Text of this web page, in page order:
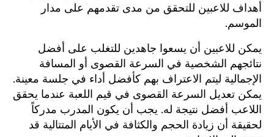
أهداف للاعبين للتحقق من مدى تقدمهم على مدار
الموسم.
يمكن للاعبين أن يسعوا جاهدين للتغلب على أفضل
نتائجهم الشخصية في السرعة القصوى أو المسافة
الإجمالية ليتم الاعتراف بهم كأفضل أداء في جلسة معينة.
يمكن تعديل السرعة القصوى في قيم اللعبة عندما يحقق
اللاعب أفضل نتيجة له. يجب أن يكون المدرب مدركاً
لحقيقة أن زيادة الحجم والكثافة في الأيام المتتالية قد